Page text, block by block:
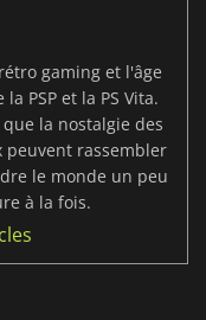
gaming et l'âge
PSP et la PS Vita.
la nostalgie des
peuvent rassembler
le monde un peu
à la fois.